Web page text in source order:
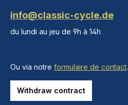
info@classic-cycle.de
du lundi au jeu de 9h à 14h
Ou via notre formulaire de contact.
Withdraw contract